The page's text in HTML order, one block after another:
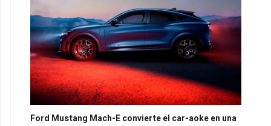
Ford Mustang Mach-E convierte el car-aoke en una